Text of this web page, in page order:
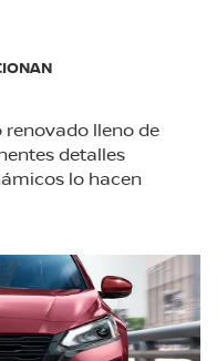
lleno de
detalles
lo hacen